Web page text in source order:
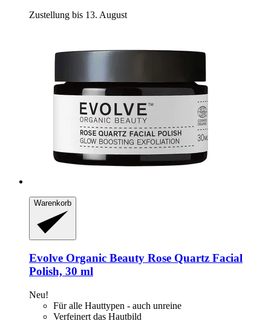
Zustellung bis 13. August
Warenkorb
Evolve Organic Beauty Rose Quartz Facial
Polish, 30 ml
Neu!
Für alle Hauttypen - auch unreine
Verfeinert das Hautbild